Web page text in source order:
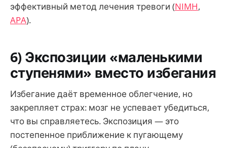
эффективный метод лечения тревоги (NIMH,
APA).
6) Экспозиции «маленькими
ступенями» вместо избегания
Избегание даёт временное облегчение, но
закрепляет страх: мозг не успевает убедиться,
что вы справляетесь. Экспозиция — это
постепенное приближение к пугающему